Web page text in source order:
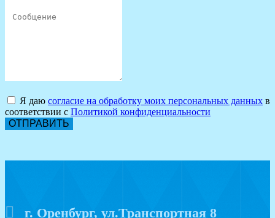
Я даю согласие на обработку моих персональных данных в
соответствии с Политикой конфиденциальности
ОТПРАВИТЬ
г. Оренбург, ул.Транспортная 8